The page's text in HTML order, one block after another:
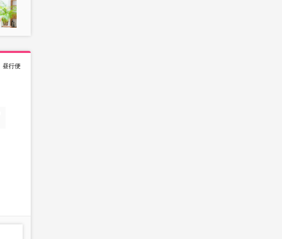
昼行便